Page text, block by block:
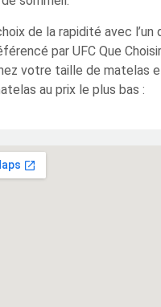
de la rapidité avec l’un
par UFC Que
votre taille de matelas
au prix le plus bas :